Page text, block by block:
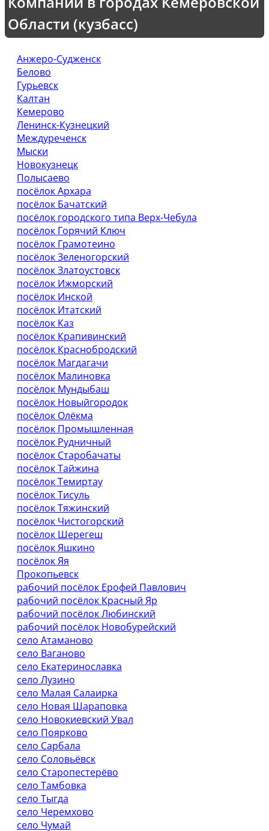
Области (кузбасс)
Анжеро-Судженск
Белово
Гурьевск
Калтан
Кемерово
Ленинск-Кузнецкий
Междуреченск
Мыски
Новокузнецк
Полысаево
посёлок Архара
посёлок Бачатский
посёлок городского типа Верх-Чебула
посёлок Горячий Ключ
посёлок Грамотеино
посёлок Зеленогорский
посёлок Златоустовск
посёлок Ижморский
посёлок Инской
посёлок Итатский
посёлок Каз
посёлок Крапивинский
посёлок Краснобродский
посёлок Магдагачи
посёлок Малиновка
посёлок Мундыбаш
посёлок Новыйгородок
посёлок Олёкма
посёлок Промышленная
посёлок Рудничный
посёлок Старобачаты
посёлок Тайжина
посёлок Темиртау
посёлок Тисуль
посёлок Тяжинский
посёлок Чистогорский
посёлок Шерегеш
посёлок Яшкино
посёлок Яя
Прокопьевск
рабочий посёлок Ерофей Павлович
рабочий посёлок Красный Яр
рабочий посёлок Любинский
рабочий посёлок Новобурейский
село Атаманово
село Ваганово
село Екатеринославка
село Лузино
село Малая Салаирка
село Новая Шараповка
село Новокиевский Увал
село Поярково
село Сарбала
село Соловьёвск
село Старопестерёво
село Тамбовка
село Тыгда
село Черемхово
село Чумай